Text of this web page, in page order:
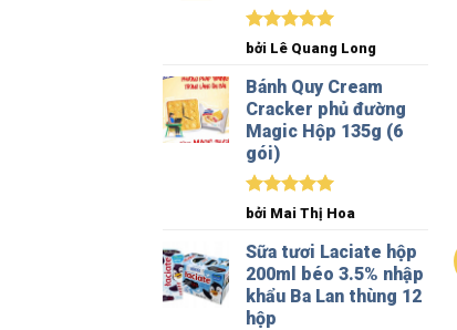
Được xếp
5
sao
bởi Lê Quang Long
Bánh Quy Cream
Cracker phủ đường
Magic Hộp 135g (6
gói)
Được xếp
sao
bởi Mai Thị Hoa
Sữa tươi Laciate hộp
200ml béo 3.5% nhập
khẩu Ba Lan thùng 12
hộp